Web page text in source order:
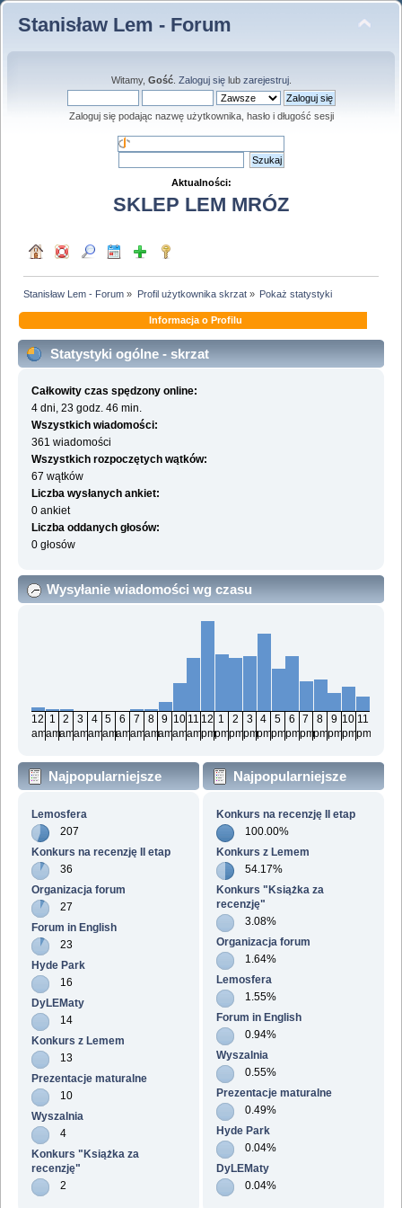
Stanisław Lem - Forum
Witamy, Gość. Zaloguj sięlub zarejestruj.
Zaloguj się podając nazwę użytkownika, hasło i długość sesji
Aktualności:
SKLEP LEM MRÓZ
Stanisław Lem - Forum » Profil użytkownika skrzat» Pokaż statystyki
Informacja o Profilu
Statystyki ogólne - skrzat
Całkowity czas spędzony online:
4 dni, 23 godz. 46 min.
Wszystkich wiadomości:
361 wiadomości
Wszystkich rozpoczętych wątków:
67 wątków
Liczba wysłanych ankiet:
0 ankiet
Liczba oddanych głosów:
0 głosów
Wysyłanie wiadomości wg czasu
12
am
1
am
2
am
3
am
4
am
5
am
6
am
7
am
8
am
9
am
10
am
11
am
12
pm
1
pm
2
pm
3
pm
4
pm
5
pm
6
pm
7
pm
8
pm
9
pm
10
pm
11
pm
Najpopularniejsze
Lemosfera
207
Konkurs na recenzję II etap
36
Organizacja forum
27
Forum in English
23
Hyde Park
16
DyLEMaty
14
Konkurs z Lemem
13
Prezentacje maturalne
10
Wyszalnia
4
Konkurs "Książka za
recenzję"
2
Najpopularniejsze
Konkurs na recenzję II etap
100.00%
Konkurs z Lemem
54.17%
Konkurs "Książka za
recenzję"
3.08%
Organizacja forum
1.64%
Lemosfera
1.55%
Forum in English
0.94%
Wyszalnia
0.55%
Prezentacje maturalne
0.49%
Hyde Park
0.04%
DyLEMaty
0.04%